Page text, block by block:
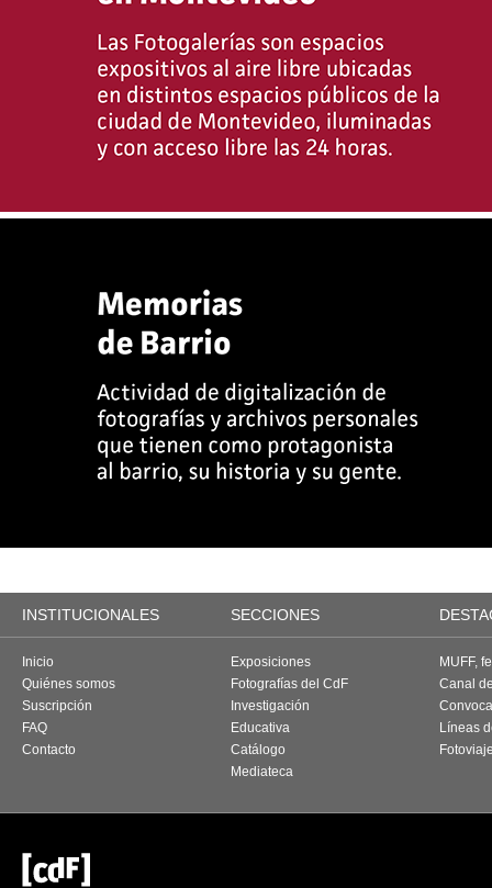
INSTITUCIONALES SECCIONES
Inicio
Quiénes somos
Suscripción
FAQ
Contacto
Exposiciones
Fotografías del CdF
Investigación
Educativa
Catálogo
Mediateca
MUFF,
Canal
Líneas